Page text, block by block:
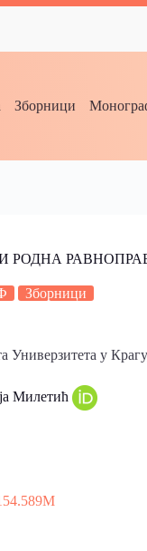
Зборници
РОДНА
Зборници
Универзитета у
Милетић